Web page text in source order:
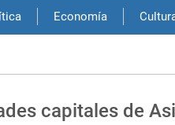
Economía
capitales de